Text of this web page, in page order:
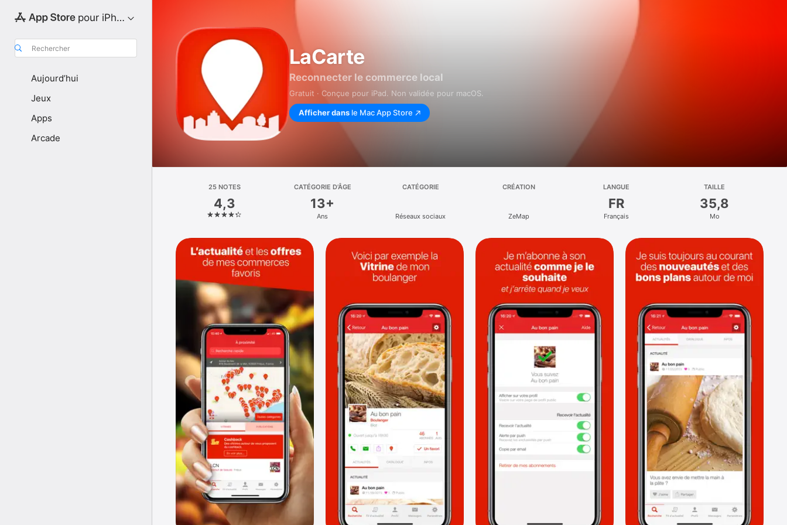
pour iPhone
Rechercher
Aujourd’hui
Jeux
Apps
Arcade
LaCarte
Reconnecter le commerce local
Gratuit · Conçue pour iPad. Non validée pour macOS.
Afficher dans le Mac App Store
25 NOTES
4,3
CATÉGORIE D’ÂGE
13+
Ans
CATÉGORIE
Réseaux sociaux
CRÉATION
ZeMap
LANGUE
FR
Français
TAILLE
35,8
Mo